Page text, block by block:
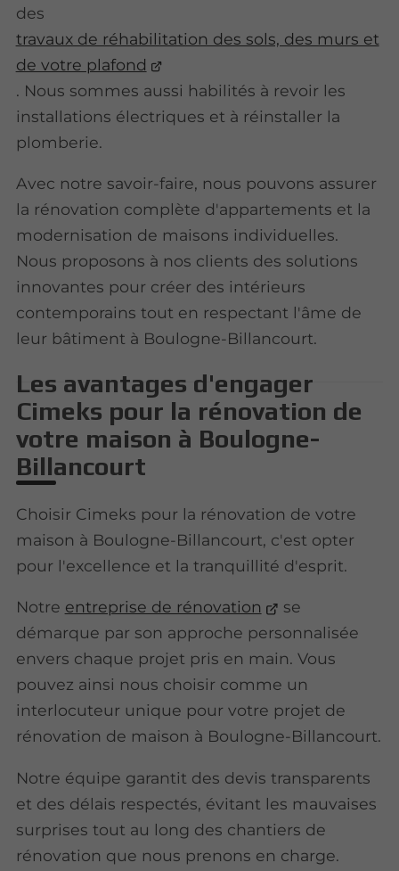
des
travaux de réhabilitation des sols, des murs et
de votre plafond
. Nous sommes aussi habilités à revoir les
installations électriques et à réinstaller la
plomberie.
Avec notre savoir-faire, nous pouvons assurer
la rénovation complète d'appartements et la
modernisation de maisons individuelles.
Nous proposons à nos clients des solutions
innovantes pour créer des intérieurs
contemporains tout en respectant l'âme de
leur bâtiment à Boulogne-Billancourt.
Les avantages d'engager
Cimeks pour la rénovation de
votre maison à Boulogne-
Billancourt
Choisir Cimeks pour la rénovation de votre
maison à Boulogne-Billancourt, c'est opter
pour l'excellence et la tranquillité d'esprit.
Notre entreprise de rénovation
se
démarque par son approche personnalisée
envers chaque projet pris en main. Vous
pouvez ainsi nous choisir comme un
interlocuteur unique pour votre projet de
rénovation de maison à Boulogne-Billancourt.
Notre équipe garantit des devis transparents
et des délais respectés, évitant les mauvaises
surprises tout au long des chantiers de
rénovation que nous prenons en charge.